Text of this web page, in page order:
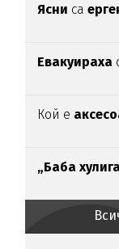
Ясни са
Евакуираха
Кой е
„Баба